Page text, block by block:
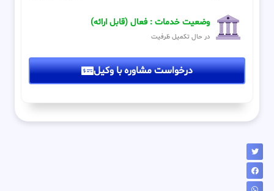
وضعیت خدمات : فعال (قابل ارائه)
در حال تکمیل ظرفیت
درخواست مشاوره با وکیل